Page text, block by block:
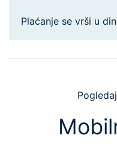
Plaćanje se vrši u